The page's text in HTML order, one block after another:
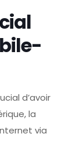
d’avoir
la
via